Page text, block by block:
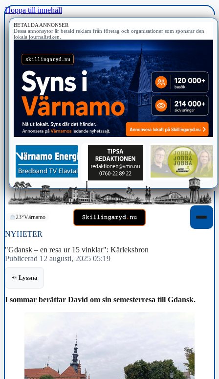
Hoppa till innehåll
BETALDA ANNONSER
Dessa annonsytor är betald reklam från företag och organisationer som sponsrar den
lokala journalistiken.
23°Värnamo
NYHETER
"Gdansk – en resa ur 15 vinklar": Kärleksbron
Publicerad 12 augusti, 2025 05:19
Lyssna
I sommar berättar David om sin semesterresa till Gdansk.